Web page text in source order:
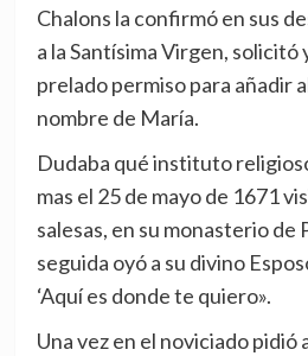
Chalons la confirmó en sus
a la Santísima Virgen,
prelado permiso para añadir
nombre de María.
Dudaba qué instituto
mas el 25 de mayo de 1671
salesas, en su monasterio de
seguida oyó a su divino
‘Aquí es donde te quiero».
Una vez en el noviciado pidió